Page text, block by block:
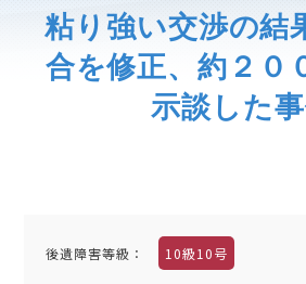
粘り強い交渉の結
合を修正、約２０
示談した事
後遺障害等級： 10級10号